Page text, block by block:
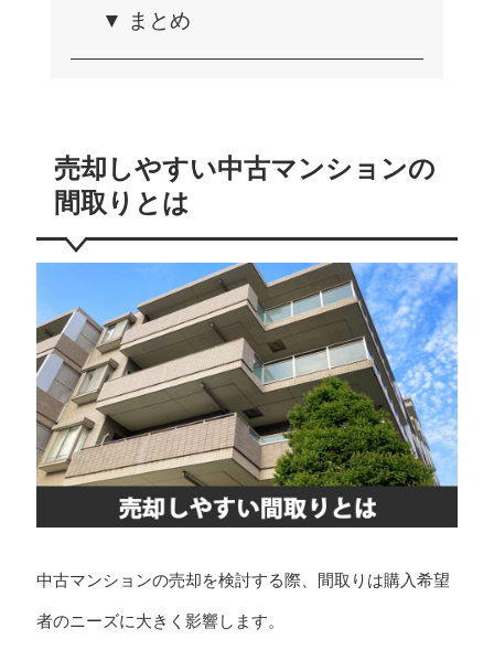
▼ まとめ
売却しやすい中古マンションの
間取りとは
中古マンションの売却を検討する際、間取りは購入希望
者のニーズに大きく影響します。